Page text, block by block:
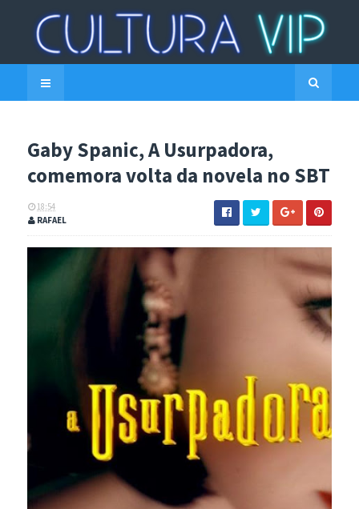
Gaby Spanic, A Usurpadora,
comemora volta da novela no SBT
18:54
RAFAEL